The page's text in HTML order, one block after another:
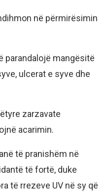
në përmirësimin
parandalojë mangësitë
ulcerat e syve dhe
zarzavate
acarimin.
të pranishëm në
të fortë, duke
të rrezeve UV në sy që